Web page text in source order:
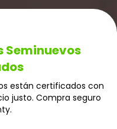
Seminuevos
están certificados con
justo. Compra seguro